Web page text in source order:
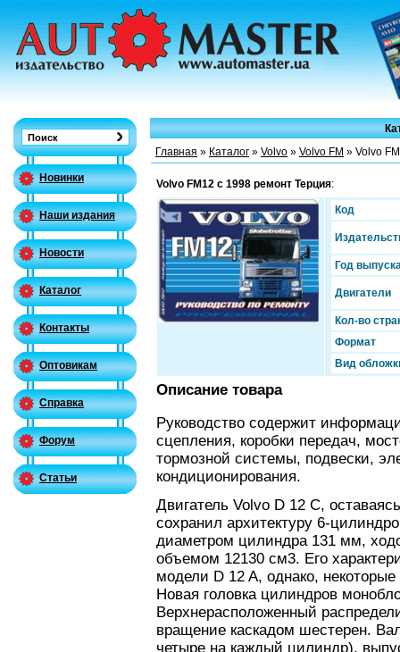
Новинки
Наши издания
Новости
Каталог
Контакты
Оптовикам
Справка
Форум
Статьи
Главная » Каталог » Volvo » Volvo FM » Volvo
Volvo FM12 с 1998 ремонт Терция:
Код
Год
Двигатели
Кол-во
Формат
Вид
Описание товара
Руководство содержит
сцепления, коробки передач,
тормозной системы, подвески,
кондиционирования.
Двигатель Volvo D 12 C,
сохранил архитектуру 6-
диаметром цилиндра 131 мм,
объемом 12130 см3. Его
модели D 12 A, однако,
Новая головка цилиндров
Верхнерасположенный
вращение каскадом шестерен.
четыре на каждый цилиндр),